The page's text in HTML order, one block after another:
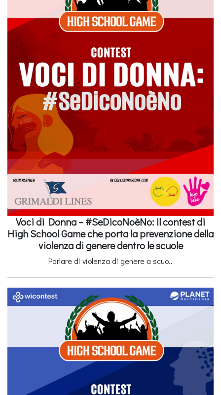
Voci di Donna – #SeDicoNoèNo: il contest di
High School Game che porta la prevenzione della
violenza di genere dentro le scuole
Parlare di violenza di genere a scuo..